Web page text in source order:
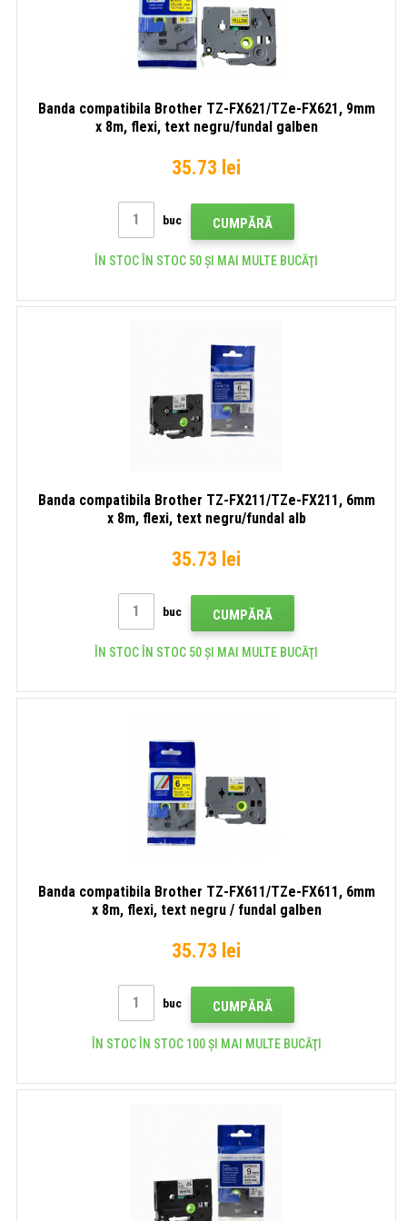
Banda compatibila Brother TZ-FX621/TZe-FX621, 9mm
x 8m, flexi, text negru/fundal galben
35.73 lei
buc CUMPĂRĂ
ÎN STOC ÎN STOC 50 ȘI MAI MULTE BUCĂŢI
Banda compatibila Brother TZ-FX211/TZe-FX211, 6mm
x 8m, flexi, text negru/fundal alb
35.73 lei
buc CUMPĂRĂ
ÎN STOC ÎN STOC 50 ȘI MAI MULTE BUCĂŢI
Banda compatibila Brother TZ-FX611/TZe-FX611, 6mm
x 8m, flexi, text negru / fundal galben
35.73 lei
buc CUMPĂRĂ
ÎN STOC ÎN STOC 100 ȘI MAI MULTE BUCĂŢI